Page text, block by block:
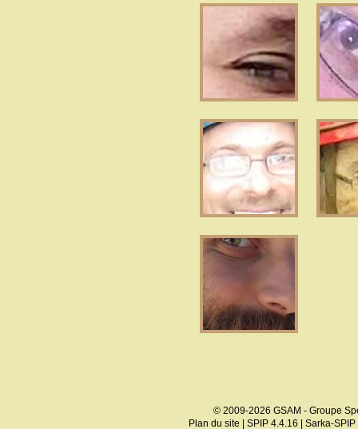
© 2009-2026 GSAM - Groupe
Plan du site
SPIP 4.4.16 Sarka-SPIP